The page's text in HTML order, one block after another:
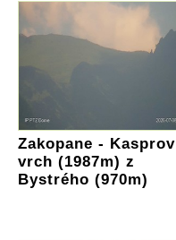
Zakopane - Kasprov
vrch (1987m) z
Bystrého (970m)